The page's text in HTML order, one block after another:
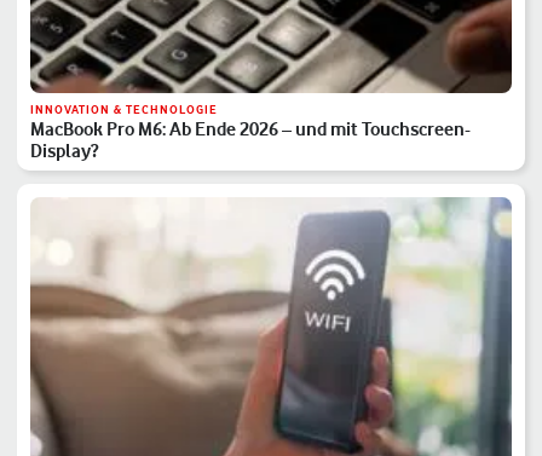
INNOVATION & TECHNOLOGIE
MacBook Pro M6: Ab Ende 2026 – und mit Touchscreen-
Display?